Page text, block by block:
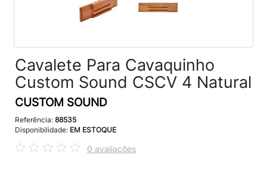
Cavalete Para Cavaquinho
Custom Sound CSCV 4 Natural
CUSTOM SOUND
Referência: 88535
Disponibilidade: EM ESTOQUE
0 avaliações